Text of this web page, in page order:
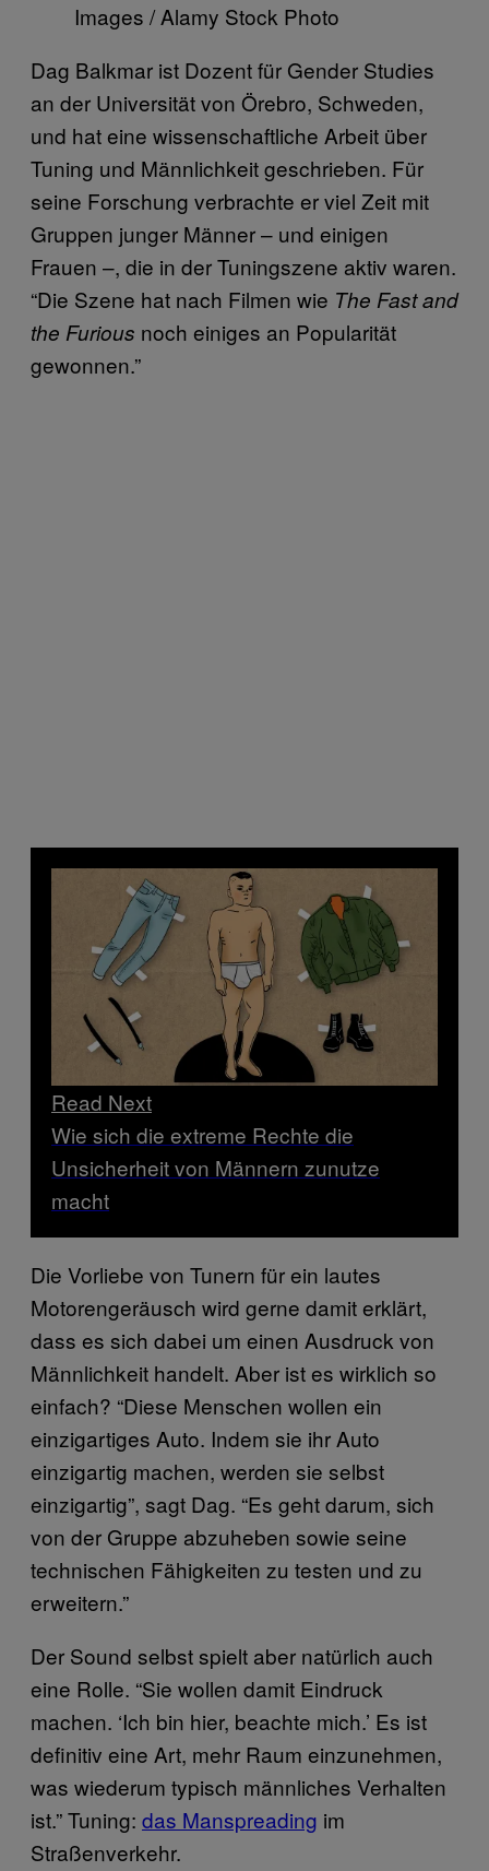
Images / Alamy Stock Photo
Dag Balkmar ist Dozent für Gender Studies
an der Universität von Örebro, Schweden,
und hat eine wissenschaftliche Arbeit über
Tuning und Männlichkeit geschrieben. Für
seine Forschung verbrachte er viel Zeit mit
Gruppen junger Männer – und einigen
Frauen –, die in der Tuningszene aktiv waren.
“Die Szene hat nach Filmen wie The Fast and
the Furious noch einiges an Popularität
gewonnen.”
Read Next
Wie sich die extreme Rechte die
Unsicherheit von Männern zunutze
macht
Die Vorliebe von Tunern für ein lautes
Motorengeräusch wird gerne damit erklärt,
dass es sich dabei um einen Ausdruck von
Männlichkeit handelt. Aber ist es wirklich so
einfach? “Diese Menschen wollen ein
einzigartiges Auto. Indem sie ihr Auto
einzigartig machen, werden sie selbst
einzigartig”, sagt Dag. “Es geht darum, sich
von der Gruppe abzuheben sowie seine
technischen Fähigkeiten zu testen und zu
erweitern.”
Der Sound selbst spielt aber natürlich auch
eine Rolle. “Sie wollen damit Eindruck
machen. ‘Ich bin hier, beachte mich.’ Es ist
definitiv eine Art, mehr Raum einzunehmen,
was wiederum typisch männliches Verhalten
ist.” Tuning: das Manspreading im
Straßenverkehr.